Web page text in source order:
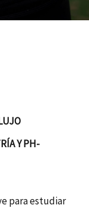
Y PH-
para estudiar